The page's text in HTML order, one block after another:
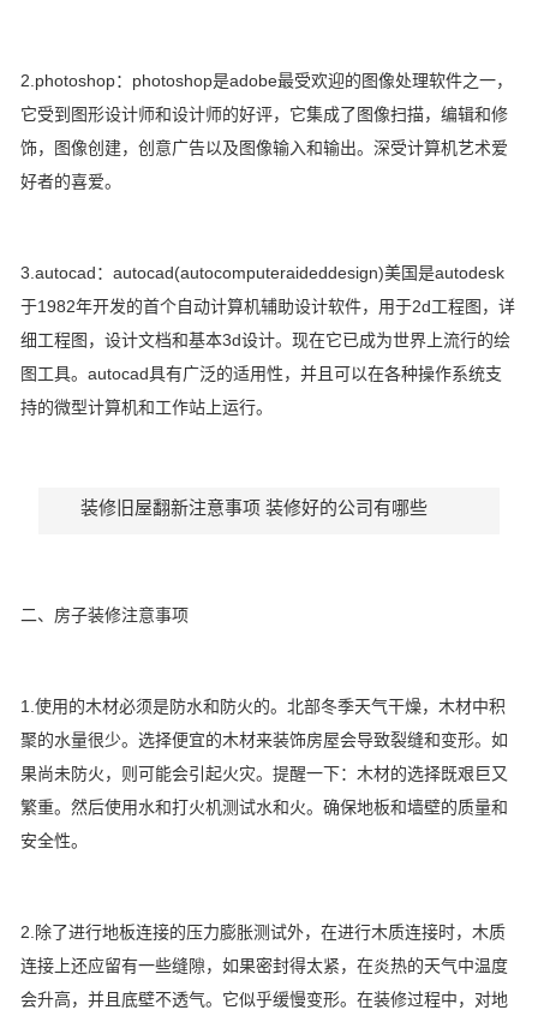
2.photoshop：photoshop是adobe最受欢迎的图像处理软件之一，
它受到图形设计师和设计师的好评，它集成了图像扫描，编辑和修
饰，图像创建，创意广告以及图像输入和输出。深受计算机艺术爱
好者的喜爱。
3.autocad：autocad(autocomputeraideddesign)美国是autodesk
于1982年开发的首个自动计算机辅助设计软件，用于2d工程图，详
细工程图，设计文档和基本3d设计。现在它已成为世界上流行的绘
图工具。autocad具有广泛的适用性，并且可以在各种操作系统支
持的微型计算机和工作站上运行。
装修旧屋翻新注意事项 装修好的公司有哪些
二、房子装修注意事项
1.使用的木材必须是防水和防火的。北部冬季天气干燥，木材中积
聚的水量很少。选择便宜的木材来装饰房屋会导致裂缝和变形。如
果尚未防火，则可能会引起火灾。提醒一下：木材的选择既艰巨又
繁重。然后使用水和打火机测试水和火。确保地板和墙壁的质量和
安全性。
2.除了进行地板连接的压力膨胀测试外，在进行木质连接时，木质
连接上还应留有一些缝隙，如果密封得太紧，在炎热的天气中温度
会升高，并且底壁不透气。它似乎缓慢变形。在装修过程中，对地